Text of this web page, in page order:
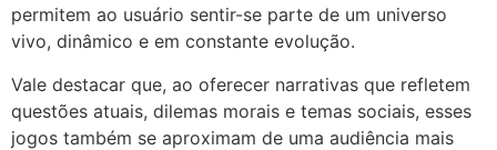
permitem ao usuário sentir-se parte de um universo
vivo, dinâmico e em constante evolução.
Vale destacar que, ao oferecer narrativas que refletem
questões atuais, dilemas morais e temas sociais, esses
jogos também se aproximam de uma audiência mais